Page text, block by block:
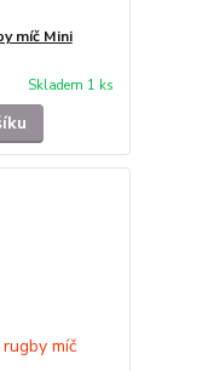
míč Mini
Skladem 1 ks